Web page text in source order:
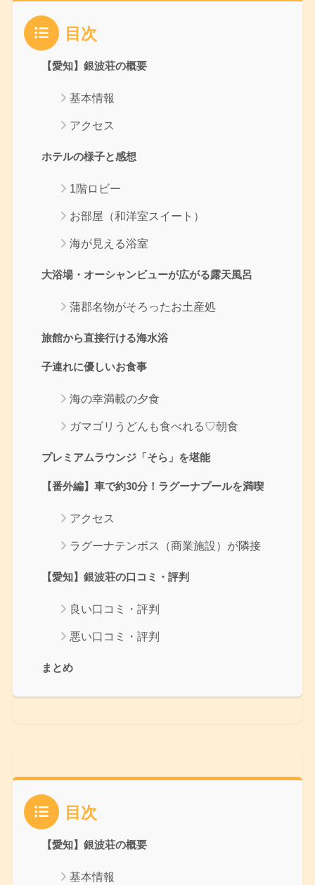
目次
【愛知】銀波荘の概要
基本情報
アクセス
ホテルの様子と感想
1階ロビー
お部屋（和洋室スイート）
海が見える浴室
大浴場・オーシャンビューが広がる露天風呂
蒲郡名物がそろったお土産処
旅館から直接行ける海水浴
子連れに優しいお食事
海の幸満載の夕食
ガマゴリうどんも食べれる♡朝食
プレミアムラウンジ「そら」を堪能
【番外編】車で約30分！ラグーナプールを満喫
アクセス
ラグーナテンボス（商業施設）が隣接
【愛知】銀波荘の口コミ・評判
良い口コミ・評判
悪い口コミ・評判
まとめ
目次
【愛知】銀波荘の概要
基本情報